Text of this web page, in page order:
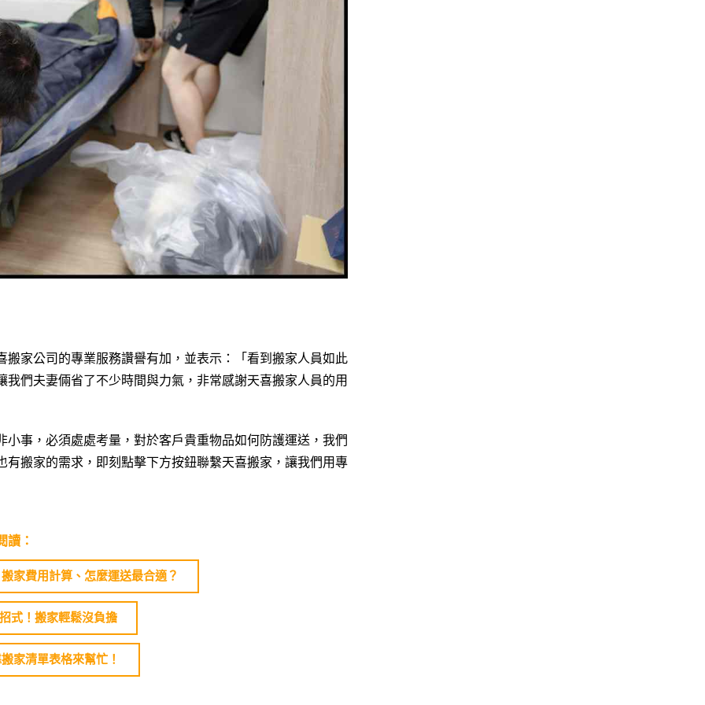
家公司的專業服務讚譽有加，並表示：「看到搬家人員如此
們夫妻倆省了不少時間與力氣，非常感謝天喜搬家人員的用
事，必須處處考量，對於客戶貴重物品如何防護運送，我們
搬家的需求，即刻點擊下方按鈕聯繫天喜搬家，讓我們用專
讀：
家費用計算、怎麼運送最合適？
式！搬家輕鬆沒負擔
家清單表格來幫忙！